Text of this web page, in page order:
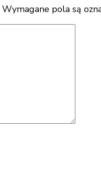
Wymagane pola są